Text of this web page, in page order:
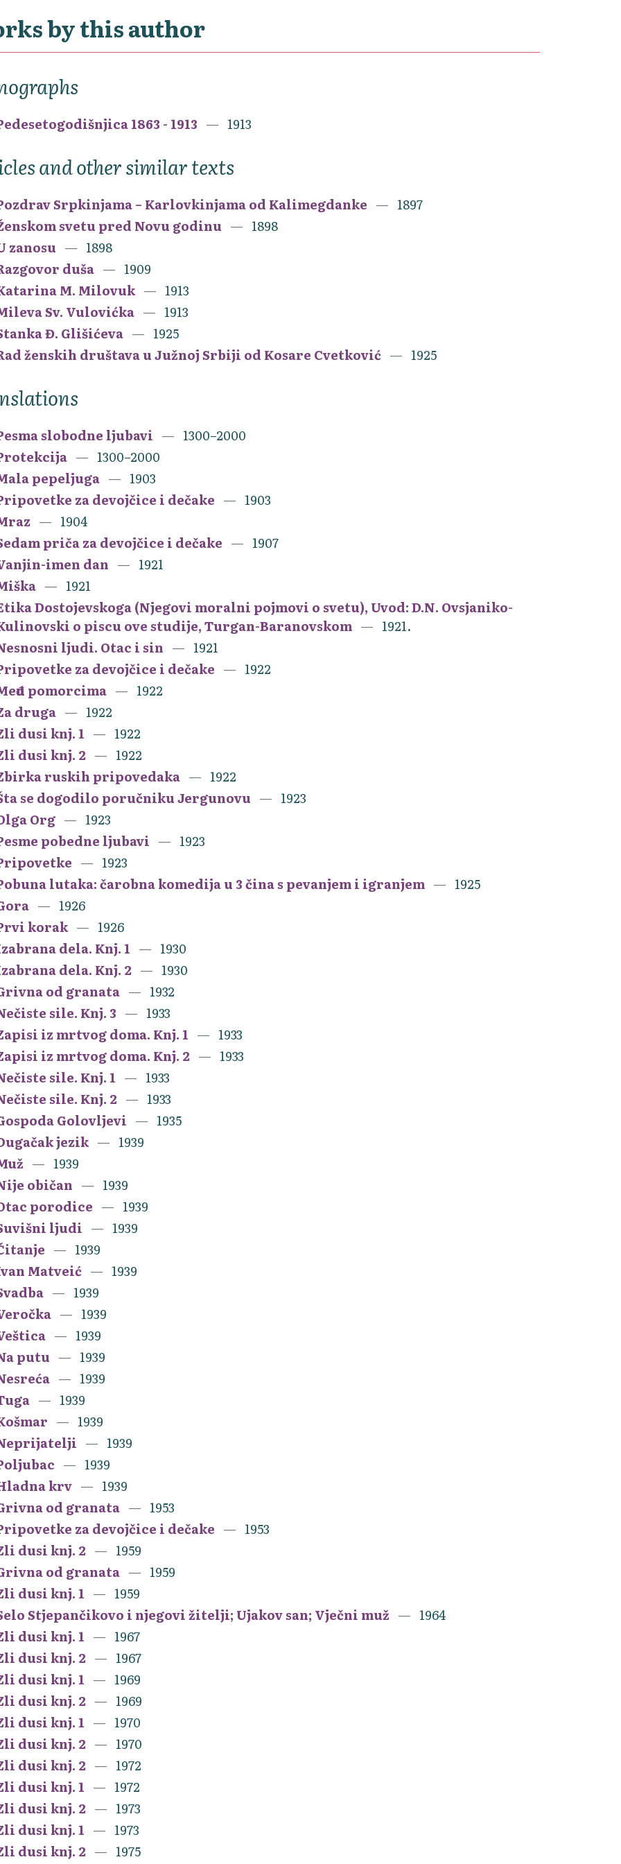
by this author
1863 - 1913 1913
and other similar texts
Srpkinjama – Karlovkinjama od Kalimegdanke
1897
svetu pred Novu godinu
1898
zanosu
1898
duša
1909
M. Milovuk
1913
Sv. Vulovićka
1913
Đ. Glišićeva
1925
ženskih društava u Južnoj Srbiji od Kosare Cvetković
1925
slobodne ljubavi
1300–2000
1300–2000
pepeljuga
1903
za devojčice i dečake
1903
1904
priča za devojčice i dečake
1907
imen dan
1921
1921
Dostojevskoga (Njegovi moralni pojmovi o svetu), Uvod: D.N. Ovsjaniko-
o piscu ove studije, Turgan-Baranovskom
1921.
ljudi. Otac i sin
1921
za devojčice i dečake
1922
pomorcima
1922
druga
1922
dusi knj. 1
1922
dusi knj. 2
1922
ruskih pripovedaka
1922
se dogodilo poručniku Jergunovu
1923
Org
1923
pobedne ljubavi
1923
1923
lutaka: čarobna komedija u 3 čina s pevanjem i igranjem
1925
1926
korak
1926
dela. Knj. 1
1930
dela. Knj. 2
1930
od granata
1932
sile. Knj. 3
1933
iz mrtvog doma. Knj. 1
1933
iz mrtvog doma. Knj. 2
1933
sile. Knj. 1
1933
sile. Knj. 2
1933
Golovljevi
1935
jezik
1939
1939
običan
1939
porodice
1939
ljudi
1939
1939
Matveić
1939
1939
1939
1939
putu
1939
1939
1939
1939
1939
1939
krv
1939
od granata
1953
za devojčice i dečake
1953
dusi knj. 2
1959
od granata
1959
dusi knj. 1
1959
Stjepančikovo i njegovi žitelji; Ujakov san; Vječni muž
1964
dusi knj. 1
1967
dusi knj. 2
1967
dusi knj. 1
1969
dusi knj. 2
1969
dusi knj. 1
1970
dusi knj. 2
1970
dusi knj. 2
1972
dusi knj. 1
1972
dusi knj. 2
1973
dusi knj. 1
1973
dusi knj. 2
1975